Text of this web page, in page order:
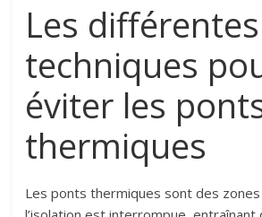
Les différentes
techniques
éviter les
thermiques
Les ponts thermiques sont des